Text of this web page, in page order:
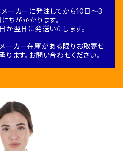
ーカーに発注してから10日～3
ちがかかります。
か翌日に発送いたします。
ーカー在庫がある限りお取寄せ
ます。お問い合わせください。